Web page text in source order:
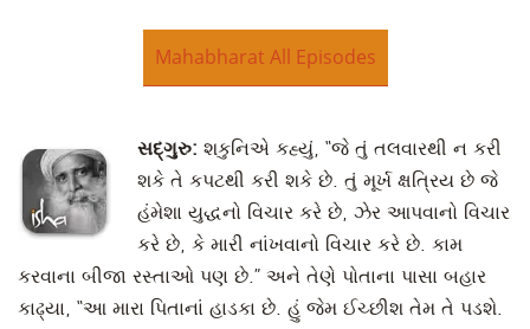
Mahabharat All Episodes
સદ્‍ગુરુ: શકુનિએ કહ્યું, “જે તું તલવારથી ન કરી
શકે તે કપટથી કરી શકે છે. તું મૂર્ખ ક્ષત્રિય છે જે
હંમેશા યુદ્ધનો વિચાર કરે છે, ઝેર આપવાનો વિચાર
કરે છે, કે મારી નાંખવાનો વિચાર કરે છે. કામ
કરવાના બીજા રસ્તાઓ પણ છે.” અને તેણે પોતાના પાસા બહાર
કાઢ્યા, “આ મારા પિતાનાં હાડકા છે. હું જેમ ઈચ્છીશ તેમ તે પડશે.